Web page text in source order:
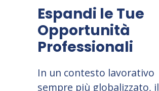
Espandi le Tue
Opportunità
Professionali
In un contesto lavorativo
sempre più globalizzato, il